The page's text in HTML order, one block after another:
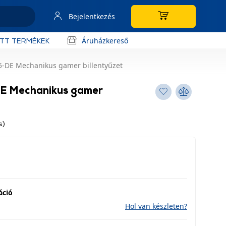
Bejelentkezés
TERMÉKEK Áruházkereső
DE Mechanikus gamer billentyűzet
Mechanikus gamer
Hol van készleten?